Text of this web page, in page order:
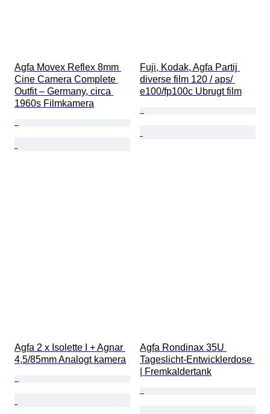
Agfa Movex Reflex 8mm
Cine Camera Complete
Outfit – Germany, circa
1960s Filmkamera
Fuji, Kodak, Agfa Partij
diverse film 120 / aps/
e100/fp100c Ubrugt film
Agfa 2 x Isolette I + Agnar
4,5/85mm Analogt kamera
Agfa Rondinax 35U
Tageslicht-Entwicklerdose
| Fremkaldertank